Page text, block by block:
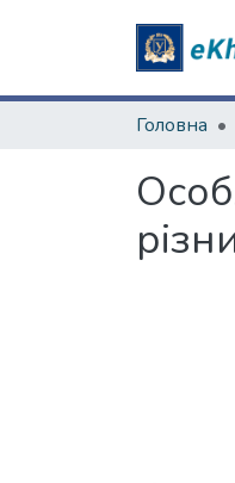
Головна